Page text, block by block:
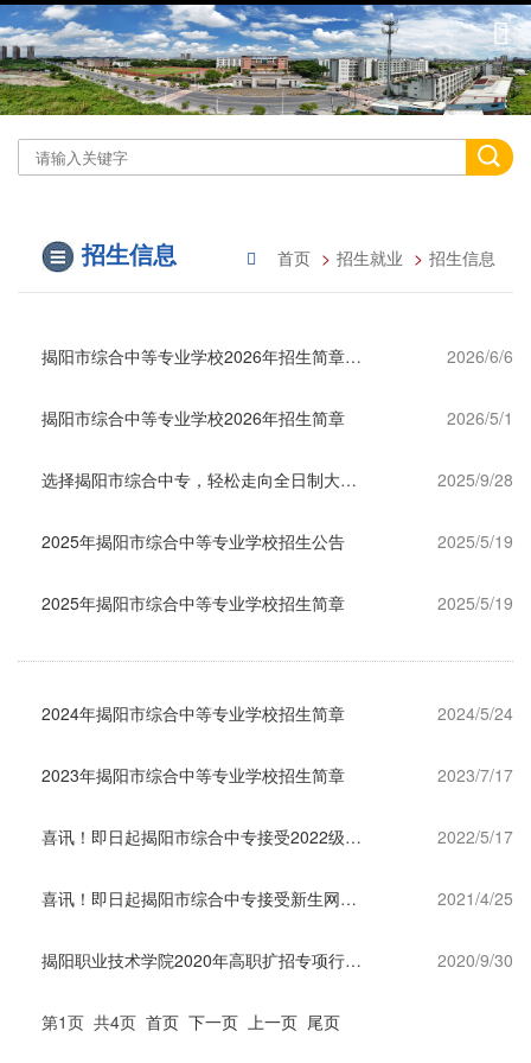
招生信息 首页 招生就业 招生信息
揭阳市综合中等专业学校2026年招生简章及报名指引 2026/6/6
揭阳市综合中等专业学校2026年招生简章 2026/5/1
选择揭阳市综合中专，轻松走向全日制大学揭阳市综合中专为学生架起3座通向全日制大学之“桥” 2025/9/28
2025年揭阳市综合中等专业学校招生公告 2025/5/19
2025年揭阳市综合中等专业学校招生简章 2025/5/19
2024年揭阳市综合中等专业学校招生简章 2024/5/24
2023年揭阳市综合中等专业学校招生简章 2023/7/17
喜讯！即日起揭阳市综合中专接受2022级新生网上报名 2022/5/17
喜讯！即日起揭阳市综合中专接受新生网上报名 2021/4/25
揭阳职业技术学院2020年高职扩招专项行动招生简章 2020/9/30
第1页 共4页 首页 下一页 上一页 尾页